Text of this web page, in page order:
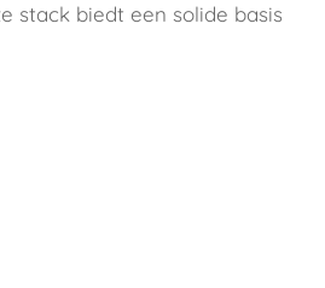
stack biedt een solide basis